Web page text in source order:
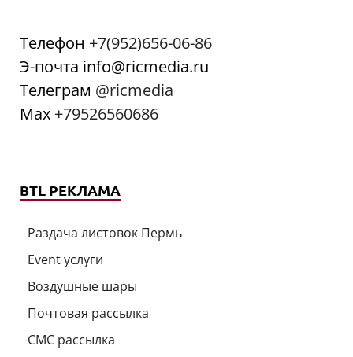
Телефон +7(952)656-06-86
Э-почта info@ricmedia.ru
Телеграм @ricmedia
Мах +79526560686
BTL РЕКЛАМА
Раздача листовок Пермь
Event услуги
Воздушные шары
Почтовая рассылка
СМС рассылка